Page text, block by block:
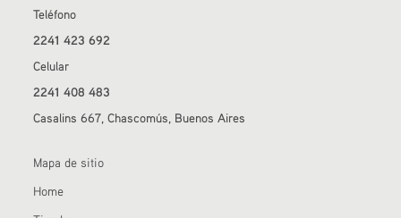
Teléfono
2241 423 692
Celular
2241 408 483
Casalins 667, Chascomús, Buenos Aires
Mapa de sitio
Home